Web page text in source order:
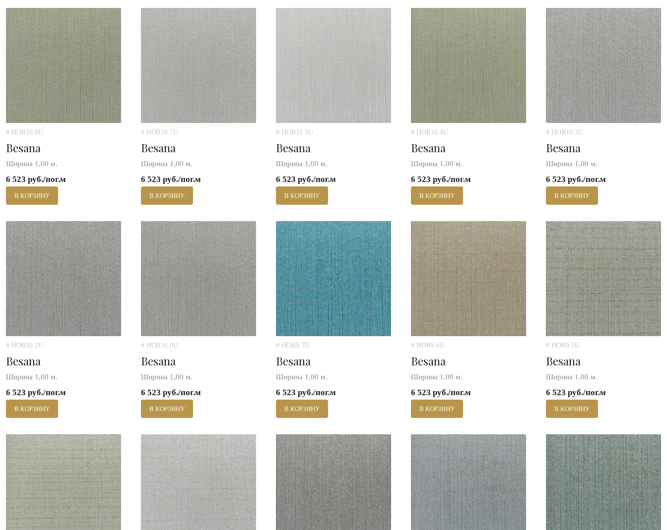
# HOR16.9U
Besana
Ширина 1,00 м.
6 523 руб./пог.м
В КОРЗИНУ
# HOR16.7U
Besana
Ширина 1,00 м.
6 523 руб./пог.м
В КОРЗИНУ
# HOR16.5U
Besana
Ширина 1,00 м.
6 523 руб./пог.м
В КОРЗИНУ
# HOR16.4U
Besana
Ширина 1,00 м.
6 523 руб./пог.м
В КОРЗИНУ
# HOR16.3U
Besana
Ширина 1,00 м.
6 523 руб./пог.м
В КОРЗИНУ
# HOR16.2U
Besana
Ширина 1,00 м.
6 523 руб./пог.м
В КОРЗИНУ
# HOR16.0U
Besana
Ширина 1,00 м.
6 523 руб./пог.м
В КОРЗИНУ
# HOR9.7U
Besana
Ширина 1,00 м.
6 523 руб./пог.м
В КОРЗИНУ
# HOR9.6U
Besana
Ширина 1,00 м.
6 523 руб./пог.м
В КОРЗИНУ
# HOR9.5U
Besana
Ширина 1,00 м.
6 523 руб./пог.м
В КОРЗИНУ